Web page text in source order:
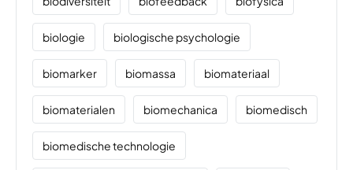
biologie biologische psychologie
biomarker biomassa biomateriaal
biomaterialen biomechanica biomedisch
biomedische technologie